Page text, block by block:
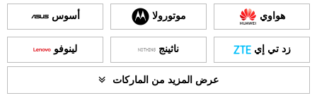
هواوي موتورولا أسوس
زد تي إي ناثينج لينوفو
عرض المزيد من الماركات